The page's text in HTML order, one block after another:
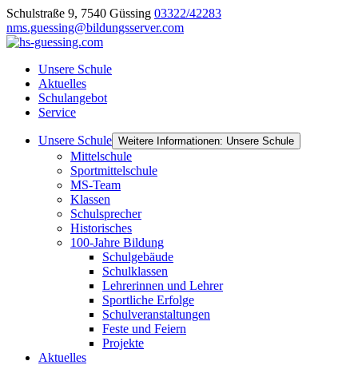
Schulstraße 9, 7540 Güssing 03322/42283
nms.guessing@bildungsserver.com
Unsere Schule
Aktuelles
Schulangebot
Service
Unsere Schule Weitere Informationen: Unsere Schule
Mittelschule
Sportmittelschule
MS-Team
Klassen
Schulsprecher
Historisches
100-Jahre Bildung
Schulgebäude
Schulklassen
Lehrerinnen und Lehrer
Sportliche Erfolge
Schulveranstaltungen
Feste und Feiern
Projekte
Aktuelles